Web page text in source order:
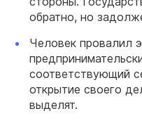
обратно, но
Человек провалил
соответствующий
открытие своего
выделят.